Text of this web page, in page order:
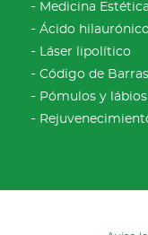
Medicina Estética
Ácido hilaurónico
Láser lipolítico
Código de Barras
Pómulos y lábios